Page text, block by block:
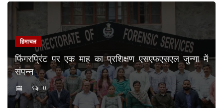
हिमाचल
फिंगरप्रिंट पर एक माह का प्रशिक्षण एसएफएसएल जुन्गा में
संपन्न
0